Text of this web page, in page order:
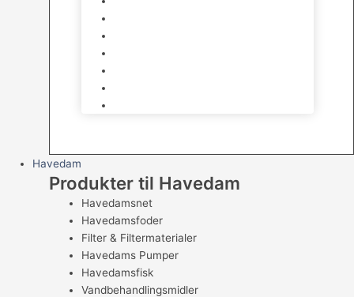
Havedam
Produkter til Havedam
Havedamsnet
Havedamsfoder
Filter & Filtermaterialer
Havedams Pumper
Havedamsfisk
Vandbehandlingsmidler